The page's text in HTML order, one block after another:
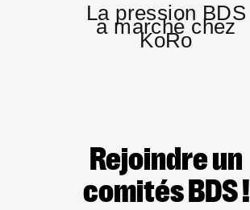
La pression BDS
a marché chez
KoRo
Rejoindre un
comités BDS !